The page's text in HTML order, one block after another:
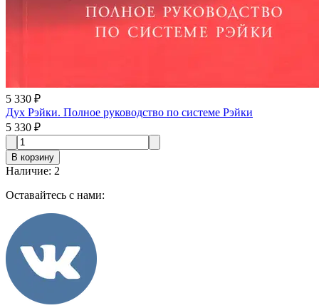
5 330 ₽
Дух Рэйки. Полное руководство по системе Рэйки
5 330 ₽
В корзину
Наличие: 2
Оставайтесь с нами: